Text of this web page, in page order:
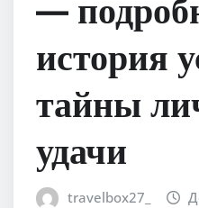
—
история
тайны
удачи
travelbox27_